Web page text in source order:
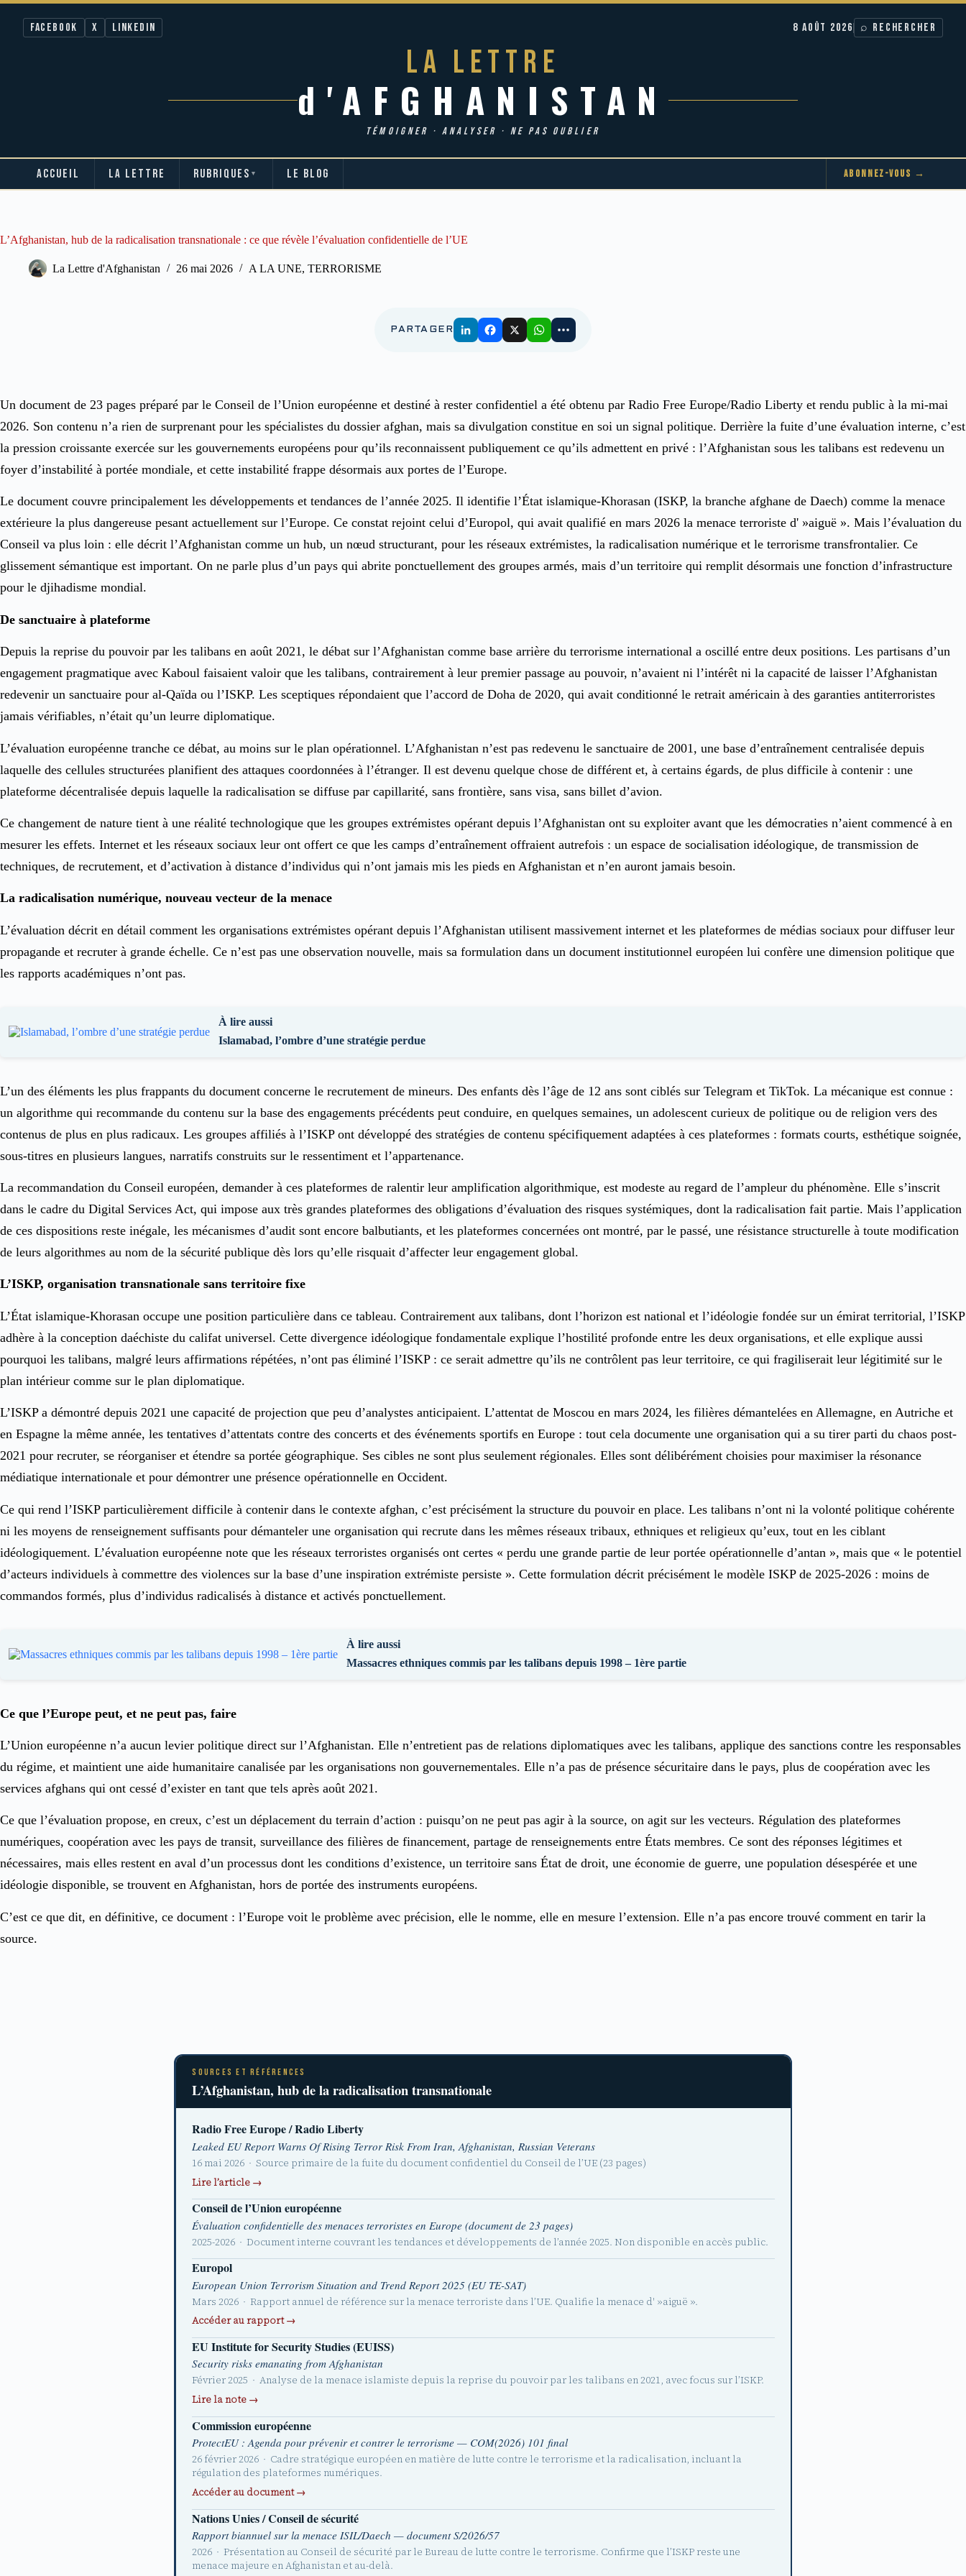
Facebook X LinkedIn 8 AOÛT 2026 ⌕ RECHERCHER
LA LETTRE
d'AFGHANISTAN
TÉMOIGNER · ANALYSER · NE PAS OUBLIER
ACCUEIL LA LETTRE RUBRIQUES ▼ LE BLOG ABONNEZ-VOUS →
L’Afghanistan, hub de la radicalisation transnationale : ce que révèle l’évaluation confidentielle de l’UE
La Lettre d'Afghanistan 26 mai 2026 A LA UNE, TERRORISME
PARTAGER
Un document de 23 pages préparé par le Conseil de l’Union européenne et destiné à rester confidentiel a été obtenu par Radio Free Europe/Radio Liberty et rendu public à la mi-mai
2026. Son contenu n’a rien de surprenant pour les spécialistes du dossier afghan, mais sa divulgation constitue en soi un signal politique. Derrière la fuite d’une évaluation interne, c’est
la pression croissante exercée sur les gouvernements européens pour qu’ils reconnaissent publiquement ce qu’ils admettent en privé : l’Afghanistan sous les talibans est redevenu un
foyer d’instabilité à portée mondiale, et cette instabilité frappe désormais aux portes de l’Europe.
Le document couvre principalement les développements et tendances de l’année 2025. Il identifie l’État islamique-Khorasan (ISKP, la branche afghane de Daech) comme la menace
extérieure la plus dangereuse pesant actuellement sur l’Europe. Ce constat rejoint celui d’Europol, qui avait qualifié en mars 2026 la menace terroriste d' »aiguë ». Mais l’évaluation du
Conseil va plus loin : elle décrit l’Afghanistan comme un hub, un nœud structurant, pour les réseaux extrémistes, la radicalisation numérique et le terrorisme transfrontalier. Ce
glissement sémantique est important. On ne parle plus d’un pays qui abrite ponctuellement des groupes armés, mais d’un territoire qui remplit désormais une fonction d’infrastructure
pour le djihadisme mondial.
De sanctuaire à plateforme
Depuis la reprise du pouvoir par les talibans en août 2021, le débat sur l’Afghanistan comme base arrière du terrorisme international a oscillé entre deux positions. Les partisans d’un
engagement pragmatique avec Kaboul faisaient valoir que les talibans, contrairement à leur premier passage au pouvoir, n’avaient ni l’intérêt ni la capacité de laisser l’Afghanistan
redevenir un sanctuaire pour al-Qaïda ou l’ISKP. Les sceptiques répondaient que l’accord de Doha de 2020, qui avait conditionné le retrait américain à des garanties antiterroristes
jamais vérifiables, n’était qu’un leurre diplomatique.
L’évaluation européenne tranche ce débat, au moins sur le plan opérationnel. L’Afghanistan n’est pas redevenu le sanctuaire de 2001, une base d’entraînement centralisée depuis
laquelle des cellules structurées planifient des attaques coordonnées à l’étranger. Il est devenu quelque chose de différent et, à certains égards, de plus difficile à contenir : une
plateforme décentralisée depuis laquelle la radicalisation se diffuse par capillarité, sans frontière, sans visa, sans billet d’avion.
Ce changement de nature tient à une réalité technologique que les groupes extrémistes opérant depuis l’Afghanistan ont su exploiter avant que les démocraties n’aient commencé à en
mesurer les effets. Internet et les réseaux sociaux leur ont offert ce que les camps d’entraînement offraient autrefois : un espace de socialisation idéologique, de transmission de
techniques, de recrutement, et d’activation à distance d’individus qui n’ont jamais mis les pieds en Afghanistan et n’en auront jamais besoin.
La radicalisation numérique, nouveau vecteur de la menace
L’évaluation décrit en détail comment les organisations extrémistes opérant depuis l’Afghanistan utilisent massivement internet et les plateformes de médias sociaux pour diffuser leur
propagande et recruter à grande échelle. Ce n’est pas une observation nouvelle, mais sa formulation dans un document institutionnel européen lui confère une dimension politique que
les rapports académiques n’ont pas.
À lire aussi
Islamabad, l’ombre d’une stratégie perdue
L’un des éléments les plus frappants du document concerne le recrutement de mineurs. Des enfants dès l’âge de 12 ans sont ciblés sur Telegram et TikTok. La mécanique est connue :
un algorithme qui recommande du contenu sur la base des engagements précédents peut conduire, en quelques semaines, un adolescent curieux de politique ou de religion vers des
contenus de plus en plus radicaux. Les groupes affiliés à l’ISKP ont développé des stratégies de contenu spécifiquement adaptées à ces plateformes : formats courts, esthétique soignée,
sous-titres en plusieurs langues, narratifs construits sur le ressentiment et l’appartenance.
La recommandation du Conseil européen, demander à ces plateformes de ralentir leur amplification algorithmique, est modeste au regard de l’ampleur du phénomène. Elle s’inscrit
dans le cadre du Digital Services Act, qui impose aux très grandes plateformes des obligations d’évaluation des risques systémiques, dont la radicalisation fait partie. Mais l’application
de ces dispositions reste inégale, les mécanismes d’audit sont encore balbutiants, et les plateformes concernées ont montré, par le passé, une résistance structurelle à toute modification
de leurs algorithmes au nom de la sécurité publique dès lors qu’elle risquait d’affecter leur engagement global.
L’ISKP, organisation transnationale sans territoire fixe
L’État islamique-Khorasan occupe une position particulière dans ce tableau. Contrairement aux talibans, dont l’horizon est national et l’idéologie fondée sur un émirat territorial, l’ISKP
adhère à la conception daéchiste du califat universel. Cette divergence idéologique fondamentale explique l’hostilité profonde entre les deux organisations, et elle explique aussi
pourquoi les talibans, malgré leurs affirmations répétées, n’ont pas éliminé l’ISKP : ce serait admettre qu’ils ne contrôlent pas leur territoire, ce qui fragiliserait leur légitimité sur le
plan intérieur comme sur le plan diplomatique.
L’ISKP a démontré depuis 2021 une capacité de projection que peu d’analystes anticipaient. L’attentat de Moscou en mars 2024, les filières démantelées en Allemagne, en Autriche et
en Espagne la même année, les tentatives d’attentats contre des concerts et des événements sportifs en Europe : tout cela documente une organisation qui a su tirer parti du chaos post-
2021 pour recruter, se réorganiser et étendre sa portée géographique. Ses cibles ne sont plus seulement régionales. Elles sont délibérément choisies pour maximiser la résonance
médiatique internationale et pour démontrer une présence opérationnelle en Occident.
Ce qui rend l’ISKP particulièrement difficile à contenir dans le contexte afghan, c’est précisément la structure du pouvoir en place. Les talibans n’ont ni la volonté politique cohérente
ni les moyens de renseignement suffisants pour démanteler une organisation qui recrute dans les mêmes réseaux tribaux, ethniques et religieux qu’eux, tout en les ciblant
idéologiquement. L’évaluation européenne note que les réseaux terroristes organisés ont certes « perdu une grande partie de leur portée opérationnelle d’antan », mais que « le potentiel
d’acteurs individuels à commettre des violences sur la base d’une inspiration extrémiste persiste ». Cette formulation décrit précisément le modèle ISKP de 2025-2026 : moins de
commandos formés, plus d’individus radicalisés à distance et activés ponctuellement.
À lire aussi
Massacres ethniques commis par les talibans depuis 1998 – 1ère partie
Ce que l’Europe peut, et ne peut pas, faire
L’Union européenne n’a aucun levier politique direct sur l’Afghanistan. Elle n’entretient pas de relations diplomatiques avec les talibans, applique des sanctions contre les responsables
du régime, et maintient une aide humanitaire canalisée par les organisations non gouvernementales. Elle n’a pas de présence sécuritaire dans le pays, plus de coopération avec les
services afghans qui ont cessé d’exister en tant que tels après août 2021.
Ce que l’évaluation propose, en creux, c’est un déplacement du terrain d’action : puisqu’on ne peut pas agir à la source, on agit sur les vecteurs. Régulation des plateformes
numériques, coopération avec les pays de transit, surveillance des filières de financement, partage de renseignements entre États membres. Ce sont des réponses légitimes et
nécessaires, mais elles restent en aval d’un processus dont les conditions d’existence, un territoire sans État de droit, une économie de guerre, une population désespérée et une
idéologie disponible, se trouvent en Afghanistan, hors de portée des instruments européens.
C’est ce que dit, en définitive, ce document : l’Europe voit le problème avec précision, elle le nomme, elle en mesure l’extension. Elle n’a pas encore trouvé comment en tarir la
source.
SOURCES ET RÉFÉRENCES
L’Afghanistan, hub de la radicalisation transnationale
Radio Free Europe / Radio Liberty
Leaked EU Report Warns Of Rising Terror Risk From Iran, Afghanistan, Russian Veterans
16 mai 2026 · Source primaire de la fuite du document confidentiel du Conseil de l’UE (23 pages)
Lire l’article →
Conseil de l’Union européenne
Évaluation confidentielle des menaces terroristes en Europe (document de 23 pages)
2025-2026 · Document interne couvrant les tendances et développements de l’année 2025. Non disponible en accès public.
Europol
European Union Terrorism Situation and Trend Report 2025 (EU TE-SAT)
Mars 2026 · Rapport annuel de référence sur la menace terroriste dans l’UE. Qualifie la menace d' »aiguë ».
Accéder au rapport →
EU Institute for Security Studies (EUISS)
Security risks emanating from Afghanistan
Février 2025 · Analyse de la menace islamiste depuis la reprise du pouvoir par les talibans en 2021, avec focus sur l’ISKP.
Lire la note →
Commission européenne
ProtectEU : Agenda pour prévenir et contrer le terrorisme — COM(2026) 101 final
26 février 2026 · Cadre stratégique européen en matière de lutte contre le terrorisme et la radicalisation, incluant la
régulation des plateformes numériques.
Accéder au document →
Nations Unies / Conseil de sécurité
Rapport biannuel sur la menace ISIL/Daech — document S/2026/57
2026 · Présentation au Conseil de sécurité par le Bureau de lutte contre le terrorisme. Confirme que l’ISKP reste une
menace majeure en Afghanistan et au-delà.